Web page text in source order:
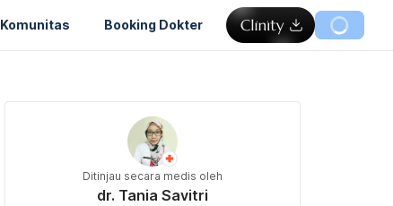
Komunitas Booking Dokter
Ditinjau secara medis oleh
dr. Tania Savitri